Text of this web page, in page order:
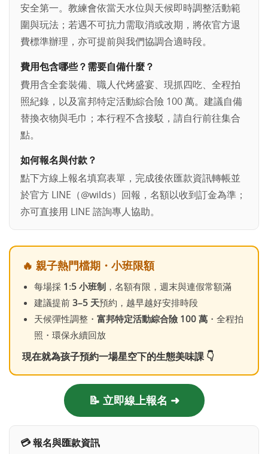
安全第一。教練會依當天水位與天候即時調整活動範
圍與玩法；若遇不可抗力需取消或改期，將依官方退
費標準辦理，亦可提前與我們協調合適時段。
費用包含哪些？需要自備什麼？
費用含全套裝備、職人代烤盛宴、現抓四吃、全程拍
照紀錄，以及富邦特定活動綜合險 100 萬。建議自備
替換衣物與毛巾；本行程不含接駁，請自行前往集合
點。
如何報名與付款？
點下方線上報名填寫表單，完成後依匯款資訊轉帳並
於官方 LINE（@wilds）回報，名額以收到訂金為準；
亦可直接用 LINE 諮詢專人協助。
🔥 親子熱門檔期・小班限額
每場採 1:5 小班制 ，名額有限，週末與連假常額滿
建議提前 3–5 天預約，越早越好安排時段
天候彈性調整・ 富邦特定活動綜合險 100 萬 ・全程拍
照・環保永續回放
現在就為孩子預約一場星空下的生態美味課 👇
📝 立即線上報名 ➜
💳 報名與匯款資訊